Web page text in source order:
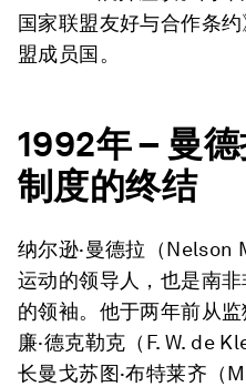
国家联盟友好与合作条
盟成员国。
1992年– 曼
制度的终结
纳尔逊·曼德拉（Nelson
运动的领导人，也是南非
的领袖。他于两年前从
廉·德克勒克（F. W. de
长曼戈苏图·布特莱齐（